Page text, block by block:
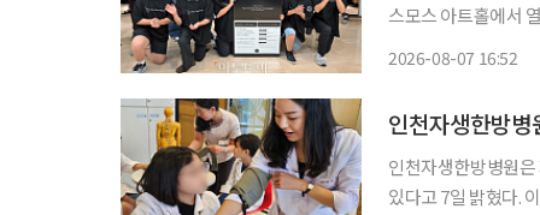
스모스 아트홀에서
2026-08-07 16:52
인천자생한방
인천자생한방병원은
있다고 7일 밝혔다. 이번 프로그램은 한방병원 내 다양한 직군의 역할을 이해하고 실제 의료